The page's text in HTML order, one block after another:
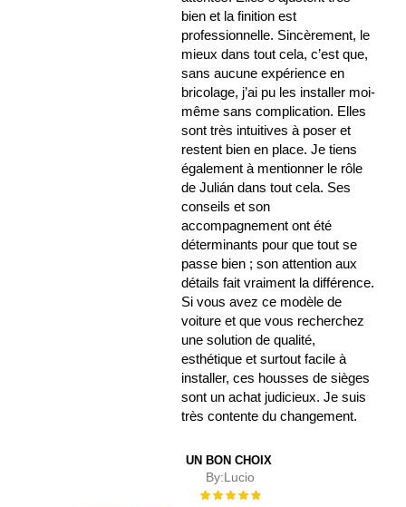
bien et la finition est
professionnelle. Sincèrement, le
mieux dans tout cela, c’est que,
sans aucune expérience en
bricolage, j’ai pu les installer moi-
même sans complication. Elles
sont très intuitives à poser et
restent bien en place. Je tiens
également à mentionner le rôle
de Julián dans tout cela. Ses
conseils et son
accompagnement ont été
déterminants pour que tout se
passe bien ; son attention aux
détails fait vraiment la différence.
Si vous avez ce modèle de
voiture et que vous recherchez
une solution de qualité,
esthétique et surtout facile à
installer, ces housses de sièges
sont un achat judicieux. Je suis
très contente du changement.
UN BON CHOIX
By:Lucio
Évaluation :